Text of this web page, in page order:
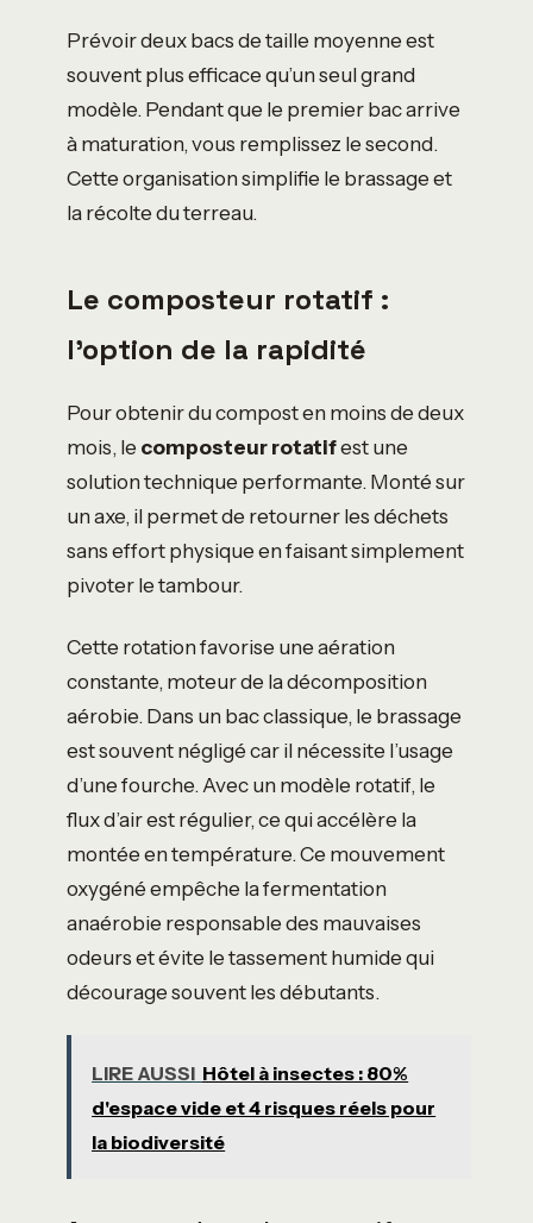
Prévoir deux bacs de taille moyenne est
souvent plus efficace qu’un seul grand
modèle. Pendant que le premier bac arrive
à maturation, vous remplissez le second.
Cette organisation simplifie le brassage et
la récolte du terreau.
Le composteur rotatif :
l’option de la rapidité
Pour obtenir du compost en moins de deux
mois, le composteur rotatifest une
solution technique performante. Monté sur
un axe, il permet de retourner les déchets
sans effort physique en faisant simplement
pivoter le tambour.
Cette rotation favorise une aération
constante, moteur de la décomposition
aérobie. Dans un bac classique, le brassage
est souvent négligé car il nécessite l’usage
d’une fourche. Avec un modèle rotatif, le
flux d’air est régulier, ce qui accélère la
montée en température. Ce mouvement
oxygéné empêche la fermentation
anaérobie responsable des mauvaises
odeurs et évite le tassement humide qui
décourage souvent les débutants.
LIRE AUSSI Hôtel à insectes : 80%
d'espace vide et 4 risques réels pour
la biodiversité